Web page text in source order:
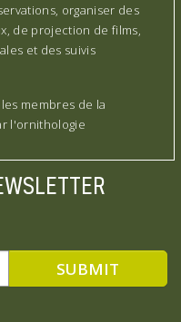
organiser des
de projection de films,
et des suivis
membres de la
l'ornithologie